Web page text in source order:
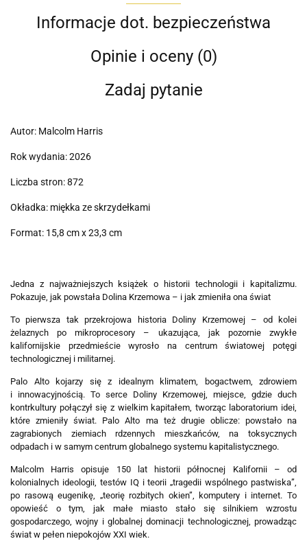
Informacje dot. bezpieczeństwa
Opinie i oceny (0)
Zadaj pytanie
Autor: Malcolm Harris
Rok wydania: 2026
Liczba stron: 872
Okładka: miękka ze skrzydełkami
Format: 15,8 cm x 23,3 cm
Jedna z najważniejszych książek o historii technologii i kapitalizmu.
Pokazuje, jak powstała Dolina Krzemowa – i jak zmieniła ona świat
To pierwsza tak przekrojowa historia Doliny Krzemowej – od kolei
żelaznych po mikroprocesory – ukazująca, jak pozornie zwykłe
kalifornijskie przedmieście wyrosło na centrum światowej potęgi
technologicznej i militarnej.
Palo Alto kojarzy się z idealnym klimatem, bogactwem, zdrowiem
i innowacyjnością. To serce Doliny Krzemowej, miejsce, gdzie duch
kontrkultury połączył się z wielkim kapitałem, tworząc laboratorium idei,
które zmieniły świat. Palo Alto ma też drugie oblicze: powstało na
zagrabionych ziemiach rdzennych mieszkańców, na toksycznych
odpadach i w samym centrum globalnego systemu kapitalistycznego.
Malcolm Harris opisuje 150 lat historii północnej Kalifornii – od
kolonialnych ideologii, testów IQ i teorii „tragedii wspólnego pastwiska”,
po rasową eugenikę, „teorię rozbitych okien”, komputery i internet. To
opowieść o tym, jak małe miasto stało się silnikiem wzrostu
gospodarczego, wojny i globalnej dominacji technologicznej, prowadząc
świat w pełen niepokojów XXI wiek.